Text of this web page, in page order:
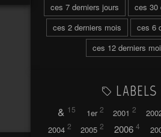
ces 7 derniers jours
ces 30
ces 2 derniers mois
ces 6
ces 12 derniers
LABELS
& 15 1er 2 2001 2
2004 2 2005 2 2006 4